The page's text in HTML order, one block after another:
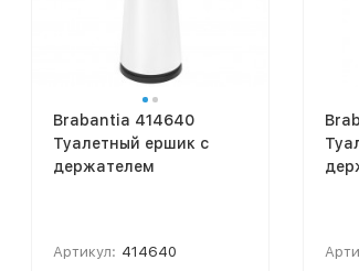
Brabantia 414640
Туалетный ершик с
держателем
Артикул: 414640